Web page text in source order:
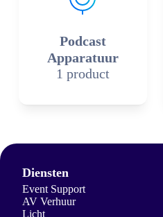
Podcast
Apparatuur
1 product
Diensten
Event Support
AV Verhuur
Licht